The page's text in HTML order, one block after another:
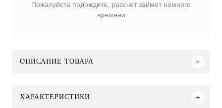
Пожалуйста подождите, рассчет займет немного
времени
ОПИСАНИЕ ТОВАРА
ХАРАКТЕРИСТИКИ